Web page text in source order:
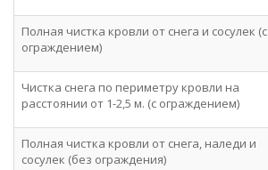
Полная чистка кровли от снега и сосулек (с
ограждением)
Чистка снега по периметру кровли на
расстоянии от 1-2,5 м. (с ограждением)
Полная чистка кровли от снега, наледи и
сосулек (без ограждения)